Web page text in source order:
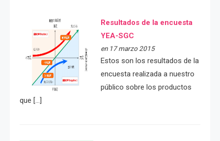
Resultados de la encuesta
YEA-SGC
en 17 marzo 2015
Estos son los resultados de la
encuesta realizada a nuestro
público sobre los productos
que […]